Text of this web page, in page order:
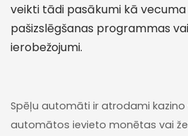
veikti tādi pasākumi kā
pašizslēgšanas programmas
ierobežojumi.
Spēļu automāti ir atrodami kazino
automātos ievieto monētas vai